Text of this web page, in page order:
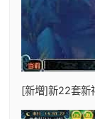
[新増]新22套新